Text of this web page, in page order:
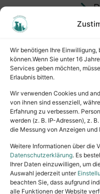
Wir benötigen Ihre
können.Wenn Sie unter 16
Services geben möchten,
Erlaubnis bitten.
Wir verwenden Cookies und
von ihnen sind essenziell,
Erfahrung zu verbessern.
werden (z. B. IP-Adressen), z.
die Messung von Anzeigen und
Weitere Informationen über die
Datenschutzerklärung. Es
Ihrer Daten einzuwilligen, um
Auswahl jederzeit unter
beachten Sie, dass aufgrund
alle Funktionen der Website
Copyright ©
Tel.: (02631) 55356
Ludwigshof